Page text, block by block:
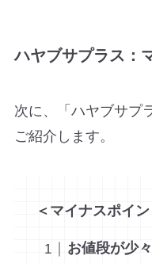
ハヤブサプラス：
次に、「ハヤブサプ
ご紹介します。
＜マイナスポイン
お値段が少